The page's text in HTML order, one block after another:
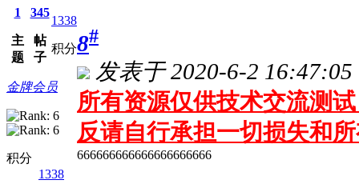
1
主
题
345
帖
子
1338
积分
金牌会员
积分
1338
8#
发表于 2020-6-2 16:47:05
所有资源仅供技术交流测
反请自行承担一切损失和
666666666666666666666